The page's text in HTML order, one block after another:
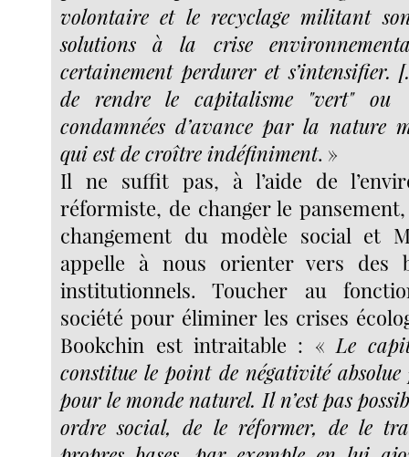
volontaire et le recyclage militant
solutions à la crise
certainement perdurer et s’intensifier.
de rendre le capitalisme "vert" ou
condamnées d’avance par la nature
qui est de croître indéfiniment. »
Il ne suffit pas, à l’aide de
réformiste, de changer le
changement du modèle social et
appelle à nous orienter vers des
institutionnels. Toucher au
société pour éliminer les crises
Bookchin est intraitable : « Le
constitue le point de négativité
pour le monde naturel. Il n’est pas
ordre social, de le réformer, de le